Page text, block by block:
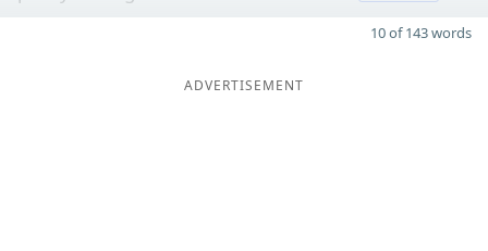
10 of 143 words
ADVERTISEMENT